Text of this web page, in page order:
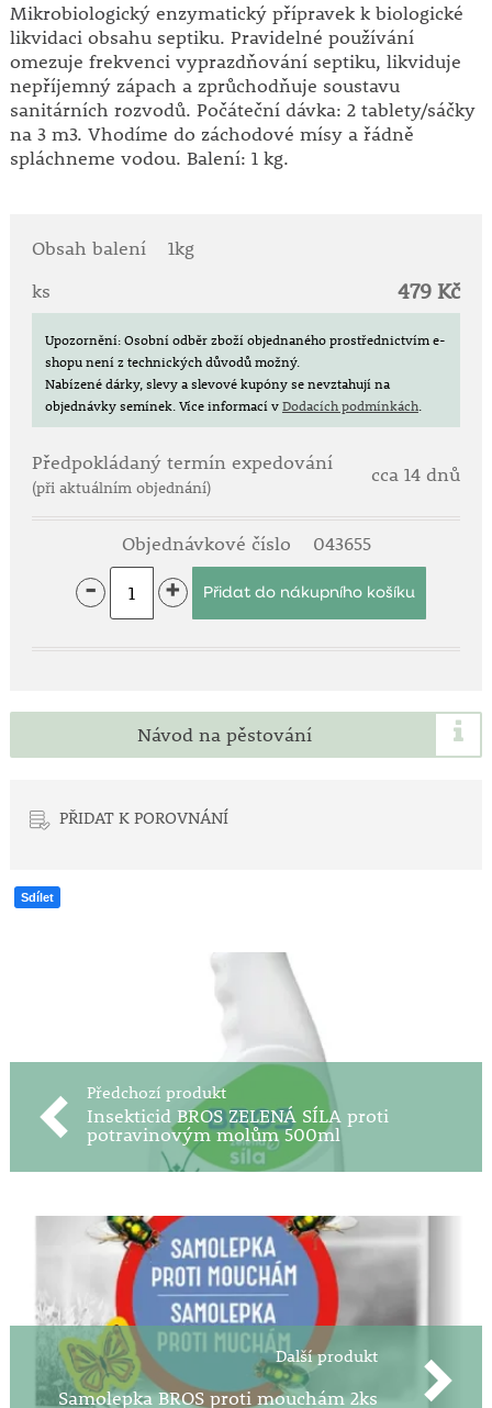
Mikrobiologický enzymatický přípravek k biologické
likvidaci obsahu septiku. Pravidelné používání
omezuje frekvenci vyprazdňování septiku, likviduje
nepříjemný zápach a zprůchodňuje soustavu
sanitárních rozvodů. Počáteční dávka: 2 tablety/sáčky
na 3 m3. Vhodíme do záchodové mísy a řádně
spláchneme vodou. Balení: 1 kg.
Obsah balení
1kg
ks
479 Kč
Upozornění: Osobní odběr zboží objednaného prostřednictvím e-
shopu není z technických důvodů možný.
Nabízené dárky, slevy a slevové kupóny se nevztahují na
objednávky semínek.Více informací vDodacích podmínkách.
Předpokládaný termín expedování
(při aktuálním objednání)
cca 14 dnů
Objednávkové číslo 043655
- +
Návod na pěstování
PŘIDAT K POROVNÁNÍ
Sdílet
Předchozí produkt
Insekticid BROS ZELENÁ SÍLA proti
potravinovým molům 500ml
Další produkt
Samolepka BROS proti mouchám 2ks